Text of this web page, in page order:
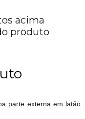
acima
produto
parte externa em latão